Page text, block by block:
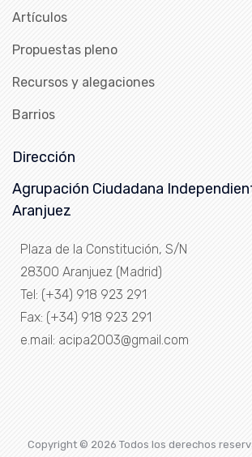
Artículos
Propuestas pleno
Recursos y alegaciones
Barrios
Dirección
Agrupación Ciudadana
Aranjuez
Plaza de la Constitución, S/N
28300 Aranjuez (Madrid)
Tel: (+34) 918 923 291
Fax: (+34) 918 923 291
e.mail: acipa2003@gmail.com
Copyright © 2026 Todos los derechos